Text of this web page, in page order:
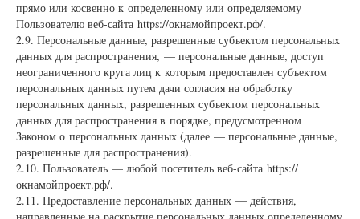
прямо или косвенно к определенному или определяемому
Пользователю веб-сайта https://окнамойпроект.рф/.
2.9. Персональные данные, разрешенные субъектом персональных
данных для распространения, — персональные данные, доступ
неограниченного круга лиц к которым предоставлен субъектом
персональных данных путем дачи согласия на обработку
персональных данных, разрешенных субъектом персональных
данных для распространения в порядке, предусмотренном
Законом о персональных данных (далее — персональные данные,
разрешенные для распространения).
2.10. Пользователь — любой посетитель веб-сайта https://
окнамойпроект.рф/.
2.11. Предоставление персональных данных — действия,